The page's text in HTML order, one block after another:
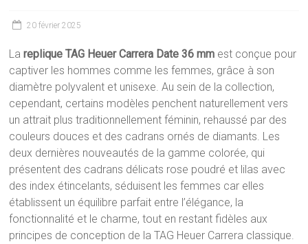
20 février 2025
Lareplique TAG Heuer Carrera Date 36 mm est conçue pour
captiver les hommes comme les femmes, grâce à son
diamètre polyvalent et unisexe. Au sein de la collection,
cependant, certains modèles penchent naturellement vers
un attrait plus traditionnellement féminin, rehaussé par des
couleurs douces et des cadrans ornés de diamants. Les
deux dernières nouveautés de la gamme colorée, qui
présentent des cadrans délicats rose poudré et lilas avec
des index étincelants, séduisent les femmes car elles
établissent un équilibre parfait entre l’élégance, la
fonctionnalité et le charme, tout en restant fidèles aux
principes de conception de la TAG Heuer Carrera classique.